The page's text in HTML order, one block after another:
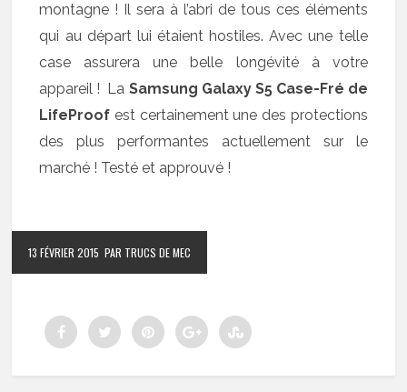
montagne ! Il sera à l’abri de tous ces éléments
qui au départ lui étaient hostiles. Avec une telle
case assurera une belle longévité à votre
appareil ! La Samsung Galaxy S5 Case-Fré de
LifeProof est certainement une des protections
des plus performantes actuellement sur le
marché ! Testé et approuvé !
13 FÉVRIER 2015 PAR TRUCS DE MEC